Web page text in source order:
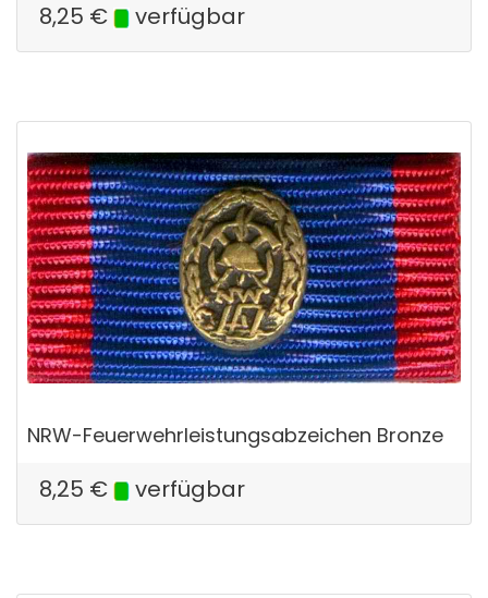
8,25 € verfügbar
NRW-Feuerwehrleistungsabzeichen Bronze
8,25 € verfügbar